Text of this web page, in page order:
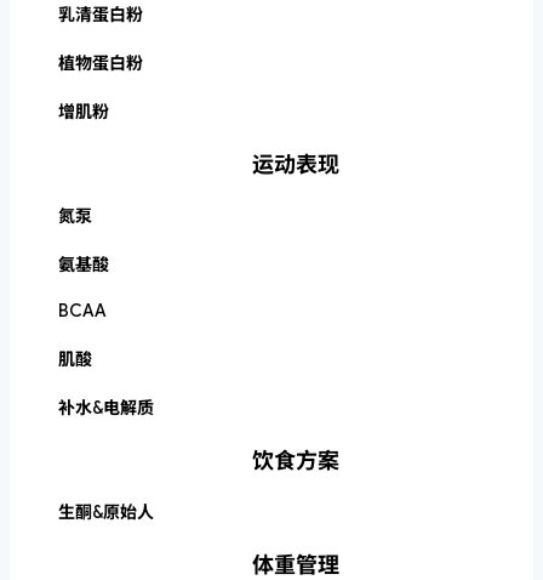
乳清蛋白粉
植物蛋白粉
增肌粉
运动表现
氮泵
氨基酸
BCAA
肌酸
补水&电解质
饮食方案
生酮&原始人
体重管理